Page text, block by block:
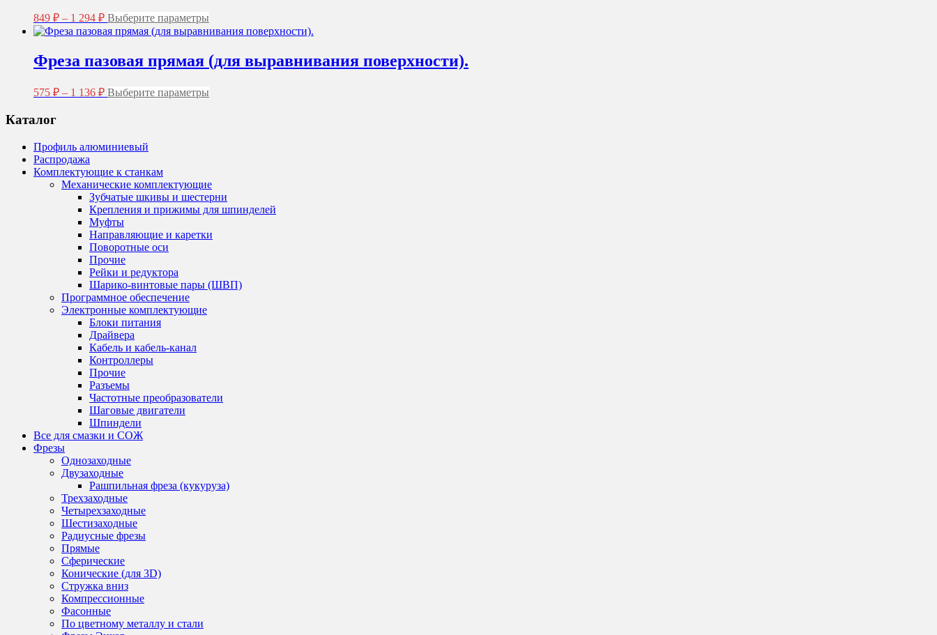
выбрать
странице
товара.
849 ₽ – 1 294 ₽Диапазон
цен:
1
Выберите параметры
товар
имеет
несколько
вариаций.
Фреза пазовая прямая (для выравнивания поверхности).
575 ₽ – 1 136 ₽Диапазон
1
Выберите параметры
на
странице
товара.
Каталог
Профиль алюминиевый
Распродажа
Комплектующие к станкам
Механические комплектующие
Зубчатые шкивы и шестерни
Крепления и прижимы для шпинделей
Муфты
Направляющие и каретки
Поворотные оси
Прочие
Рейки и редуктора
Шарико-винтовые пары (ШВП)
Программное обеспечение
Электронные комплектующие
Блоки питания
Драйвера
Кабель и кабель-канал
Контроллеры
Прочие
Разъемы
Частотные преобразователи
Шаговые двигатели
Шпиндели
Все для смазки и СОЖ
Фрезы
Однозаходные
Двузаходные
Рашпильная фреза (кукуруза)
Трехзаходные
Четырехзаходные
Шестизаходные
Радиусные фрезы
Прямые
Сферические
Конические (для 3D)
Стружка вниз
Компрессионные
Фасонные
По цветному металлу и стали